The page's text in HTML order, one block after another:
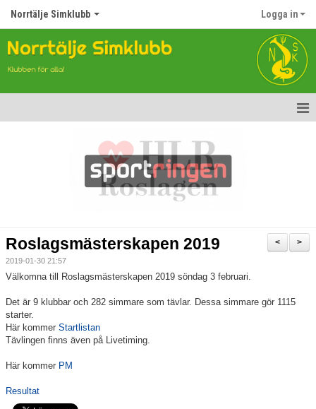
Norrtälje Simklubb Logga in
Topp Tolv
Våra tävlingar
Klubbkollektion
>
<
Roslagsmästerskapen 2019
2019-01-30 21:57
Välkomna till Roslagsmästerskapen 2019 söndag 3 februari.
Det är 9 klubbar och 282 simmare som tävlar. Dessa simmare gör 1115
starter.
Här kommer Startlistan
Tävlingen finns även på Livetiming.
Här kommer PM
Resultat